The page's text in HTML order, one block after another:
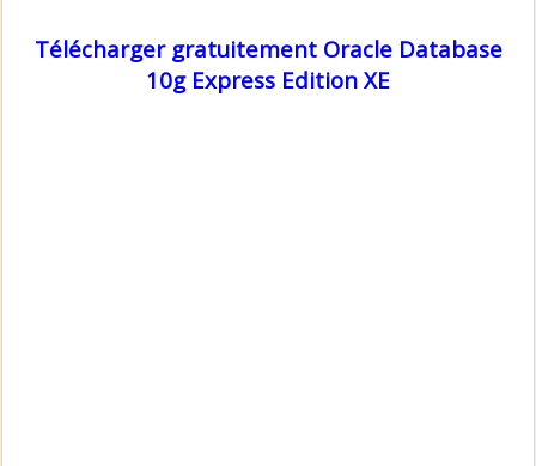
Télécharger gratuitement Oracle Database
10g Express Edition XE